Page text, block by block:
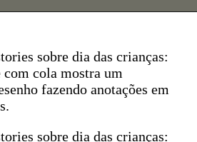
sobre dia das crianças:
cola mostra um
fazendo anotações em
sobre dia das crianças: